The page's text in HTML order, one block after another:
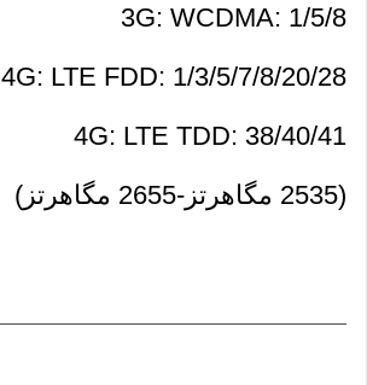
3G: WCDMA: 1/5/8
4G: LTE FDD: 1/3/5/7/8/20/28
4G: LTE TDD: 38/40/41
(2535 مگاهرتز-2655 مگاهرتز)